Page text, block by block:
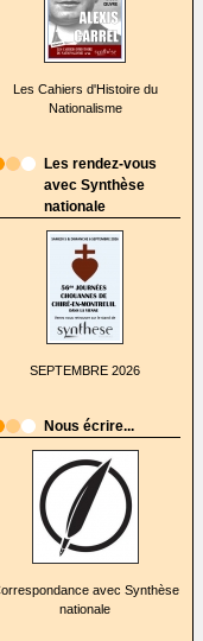
Les Cahiers d'Histoire du
Nationalisme
Les rendez-vous
avec Synthèse
nationale
SEPTEMBRE 2026
Nous écrire...
avec Synthèse
nationale